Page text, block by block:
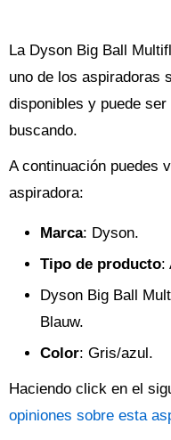
La Dyson Big Ball
uno de los aspiradoras
disponibles y puede
buscando.
A continuación puedes
aspiradora:
Marca: Dyson.
Tipo de producto:
Dyson Big Ball
Blauw.
Color: Gris/azul.
Haciendo click en el
opiniones sobre esta